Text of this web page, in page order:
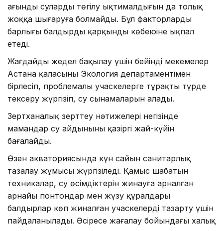
ағынды сулардың төгілу ықтималдығын да толық
жоққа шығаруға болмайды. Бұл факторлардың
барлығы балдырдың қарқынды көбеюіне ықпал
етеді.
Жағдайды жедел бақылау үшін бейінді мекемелер
Астана қаласының Экология департаментімен
бірлесіп, проблемалы учаскелерге тұрақты түрде
тексеру жүргізіп, су сынамаларын алады.
Зертханалық зерттеу нәтижелері негізінде
мамандар су айдынының қазіргі жай-күйін
бағалайды.
Өзен акваториясында күн сайын санитарлық
тазалау жұмысы жүргізіледі. Қамыс шабатын
техникалар, су өсімдіктерін жинауға арналған
арнайы понтондар мен жүзу құралдары
балдырлар көп жиналған учаскелерді тазарту үшін
пайдаланылады. Әсіресе жағалау бойындағы халық